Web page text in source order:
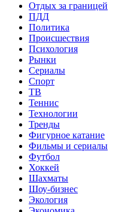
Отдых за границей
ПДД
Политика
Происшествия
Психология
Рынки
Сериалы
Спорт
ТВ
Теннис
Технологии
Тренды
Фигурное катание
Фильмы и сериалы
Футбол
Хоккей
Шахматы
Шоу-бизнес
Экология